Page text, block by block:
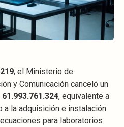
, el Ministerio de
y Comunicación canceló un
61.993.761.324, equivalente a
a la adquisición e instalación
para laboratorios